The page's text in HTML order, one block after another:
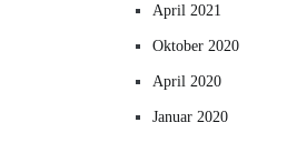
April 2021
Oktober 2020
April 2020
Januar 2020